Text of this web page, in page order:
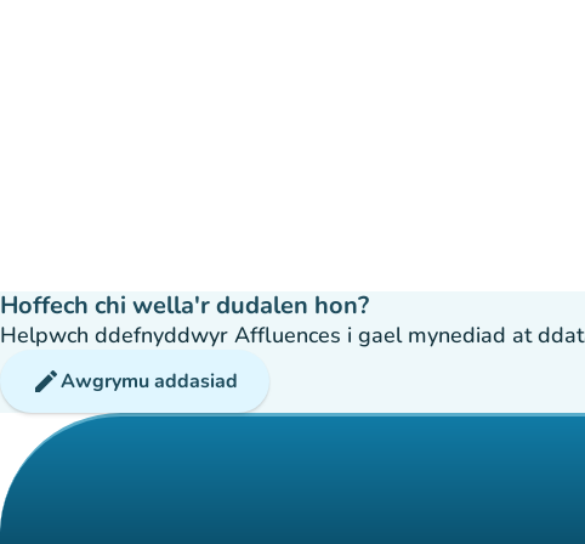
Hoffech chi wella'r dudalen hon?
Helpwch ddefnyddwyr Affluences i gael mynediad at
editAwgrymu addasiad